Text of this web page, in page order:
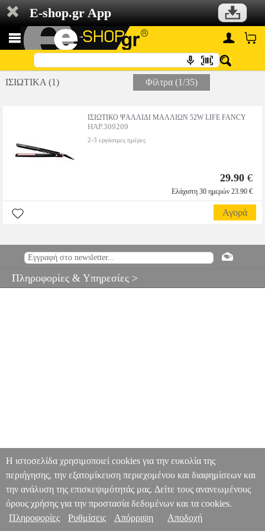
E-shop.gr App
ΙΣΙΩΤΙΚΑ (1) Φίλτρα (1/35)
ΙΣΙΩΤΙΚΟ ΨΑΛΛΙΔΙ ΜΑΛΛΙΩΝ 52W LIFE FANCY
HAP.309209
2-3 εργάσιμες ημέρες
29.90 €
Ελάχιστη 30 ημερών 23.90 €
Αγορά
Πληροφορίες & Υπηρεσίες >
Η ιστοσελίδα χρησιμοποιεί cookies για την ευκολία της
περιήγησης, την εξατομίκευση περιεχομένου και διαφημίσεων και
την ανάλυση της επισκεψιμότητάς μας. Δείτε τους ανανεωμένους
όρους χρήσης για την προστασία δεδομένων και τα cookies.
Πληροφορίες
Ρυθμίσεις Απόρριψη Αποδοχή